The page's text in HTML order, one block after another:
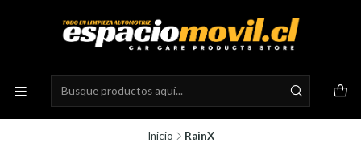
Inicio RainX